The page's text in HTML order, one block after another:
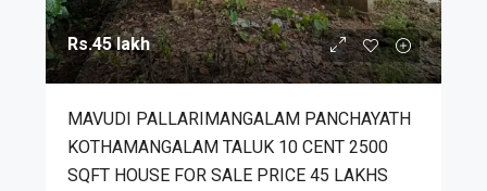
Rs.45 lakh
MAVUDI PALLARIMANGALAM PANCHAYATH
KOTHAMANGALAM TALUK 10 CENT 2500
SQFT HOUSE FOR SALE PRICE 45 LAKHS